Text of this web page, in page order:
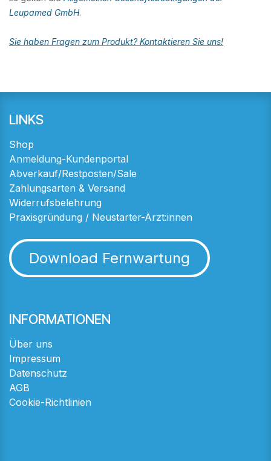
Leupamed GmbH.
Sie haben Fragen zum Produkt? Kontaktieren Sie uns!
LINKS
Shop
Anmeldung-Kundenportal
Abverkauf/Restposten/Sale
Zahlungsarten & Versand
Widerrufsbelehrung
Praxisgründung / Neustarter-Ärzt:innen
Download Fernwartung
INFORMATIONEN
Über uns
Impressum
Datenschutz
AGB
Cookie-Richtlinien